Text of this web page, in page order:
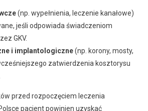
(np. wypełnienia, leczenie kanałowe)
jeśli odpowiada świadczeniom
GKV.
i implantologiczne(np. korony, mosty,
zatwierdzenia kosztorysu
przed rozpoczęciem leczenia
pacjent powinien uzyskać